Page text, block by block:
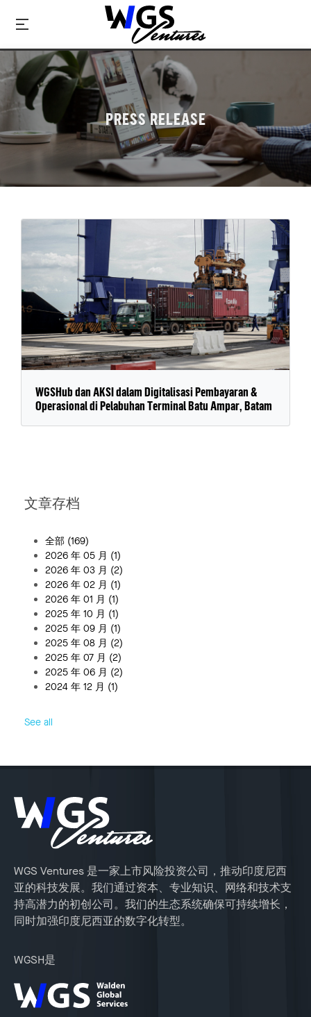
PRESS RELEASE
WGSHub dan AKSI dalam Digitalisasi Pembayaran &
Operasional di Pelabuhan Terminal Batu Ampar, Batam
文章存档
全部 (169)
2026 年 05 月 (1)
2026 年 03 月 (2)
2026 年 02 月 (1)
2026 年 01 月 (1)
2025 年 10 月 (1)
2025 年 09 月 (1)
2025 年 08 月 (2)
2025 年 07 月 (2)
2025 年 06 月 (2)
2024 年 12 月 (1)
See all
WGS Ventures 是一家上市风险投资公司，推动印度尼西
亚的科技发展。我们通过资本、专业知识、网络和技术支
持高潜力的初创公司。我们的生态系统确保可持续增长，
同时加强印度尼西亚的数字化转型。
WGSH是